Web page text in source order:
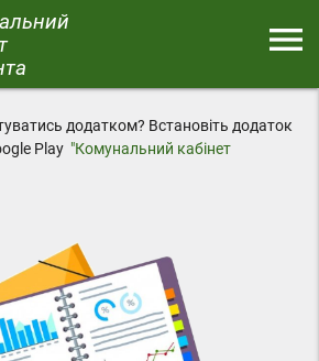
menu
додатком? Встановіть додаток
Play "Комунальний кабінет